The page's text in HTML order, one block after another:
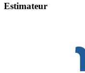
Estimateur